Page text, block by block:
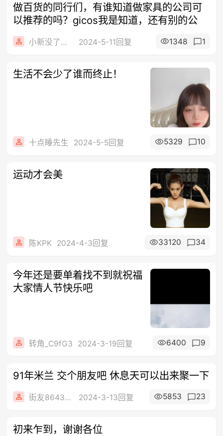
做百货的同行们，有谁知道做家具的公司可
以推荐的吗？gicos我是知道，还有别的公
小新没了蜡笔 2024-5-11回复 1348 1
生活不会少了谁而终止！
十点睡先生 2024-5-5回复 5329 10
运动才会美
陈KPK 2024-4-3回复 33120 34
今年还是要单着找不到就祝福
大家情人节快乐吧
转角_C9fG3 2024-3-19回复 6400 9
91年米兰 交个朋友吧 休息天可以出来聚一下
街友86438886 2024-3-13回复 5853 23
初来乍到，谢谢各位